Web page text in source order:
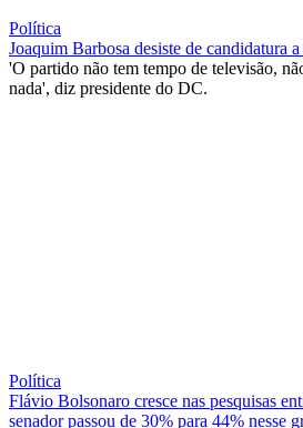
Política
Joaquim Barbosa desiste de candidatura
'O partido não tem tempo de televisão,
nada', diz presidente do DC.
Política
Flávio Bolsonaro cresce nas pesquisas
senador passou de 30% para 44% nesse